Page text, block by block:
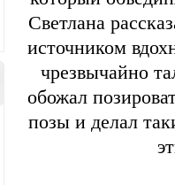
Светлана
источником
чрезвычайно
обожал
позы и делал